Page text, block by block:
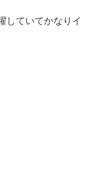
していてかなりイ